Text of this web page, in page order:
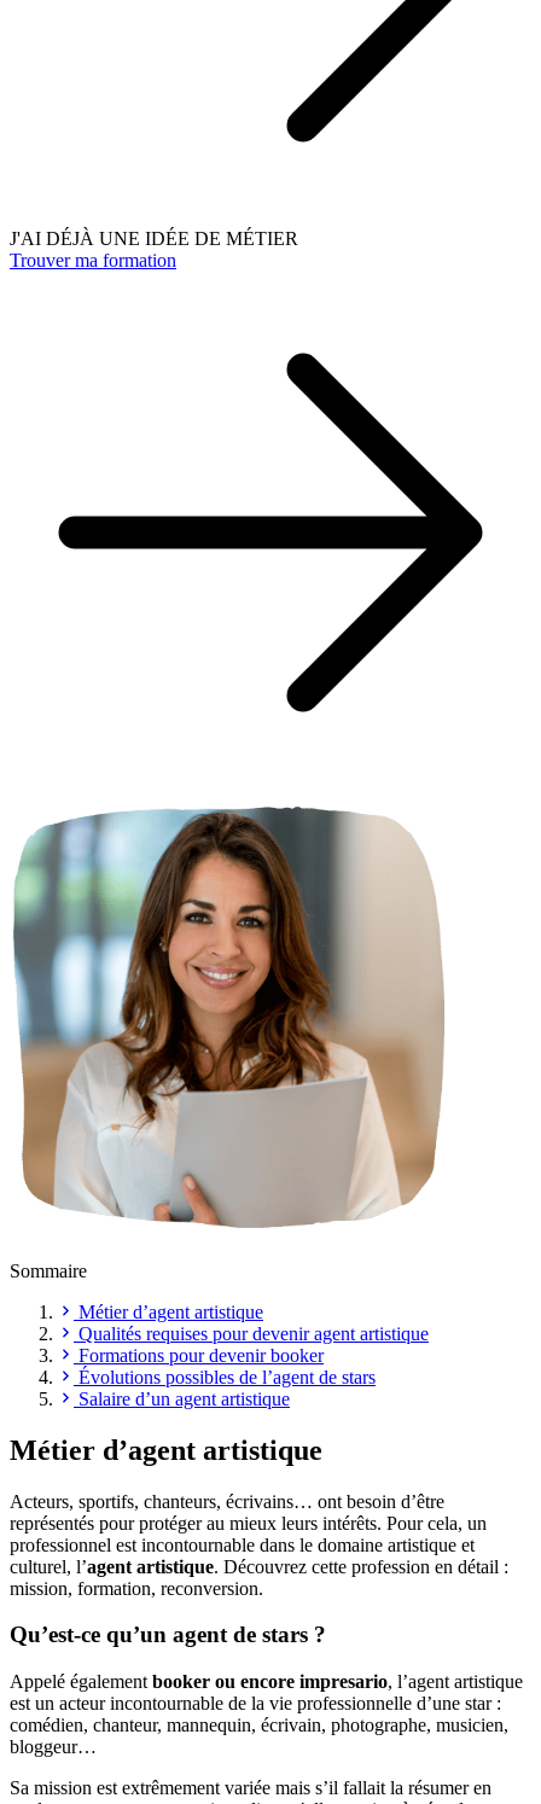
J'AI DÉJÀ UNE IDÉE DE MÉTIER
Trouver ma formation
Sommaire
Métier d’agent artistique
Qualités requises pour devenir agent artistique
Formations pour devenir booker
Évolutions possibles de l’agent de stars
Salaire d’un agent artistique
Métier d’agent artistique
Acteurs, sportifs, chanteurs, écrivains… ont besoin d’être
représentés pour protéger au mieux leurs intérêts. Pour cela, un
professionnel est incontournable dans le domaine artistique et
culturel, l’agent artistique. Découvrez cette profession en détail :
mission, formation, reconversion.
Qu’est-ce qu’un agent de stars ?
Appelé également booker ou encore impresario, l’agent artistique
est un acteur incontournable de la vie professionnelle d’une star :
comédien, chanteur, mannequin, écrivain, photographe, musicien,
bloggeur…
Sa mission est extrêmement variée mais s’il fallait la résumer en